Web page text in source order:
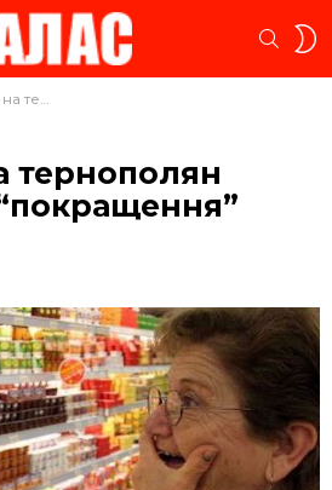
“покращення”
тернополян